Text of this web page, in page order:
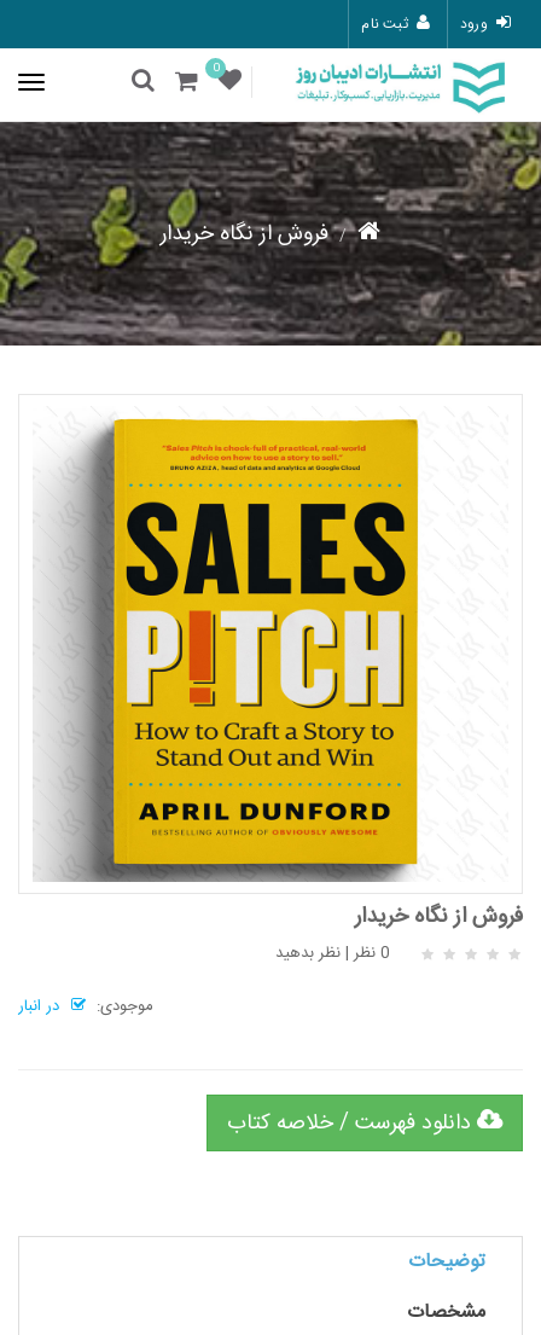
ورود ثبت نام
0
فروش از نگاه خریدار
فروش از نگاه خریدار
0 نظر |نظر بدهید
موجودی:
در انبار
دانلود فهرست / خلاصه کتاب
توضیحات
مشخصات